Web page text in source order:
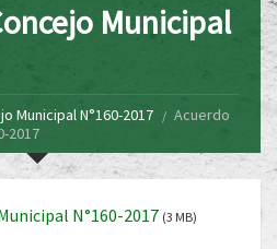
Municipal
Municipal N°160-2017
Acuerdo
2017
N°160-2017 (3 MB)